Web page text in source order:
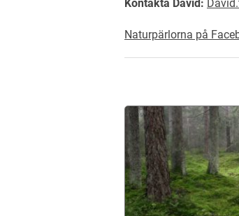
Kontakta David:
Naturpärlorna på